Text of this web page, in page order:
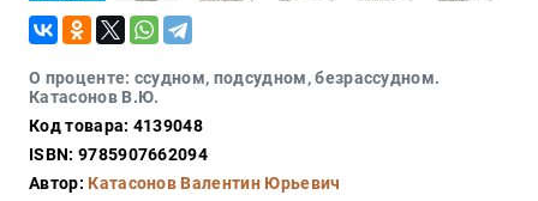
О проценте: ссудном, подсудном, безрассудном.
Катасонов В.Ю.
Код товара: 4139048
ISBN: 9785907662094
Автор: Катасонов Валентин Юрьевич
Кухня,
гастрономия,
кулинария
Закон
Красота
и